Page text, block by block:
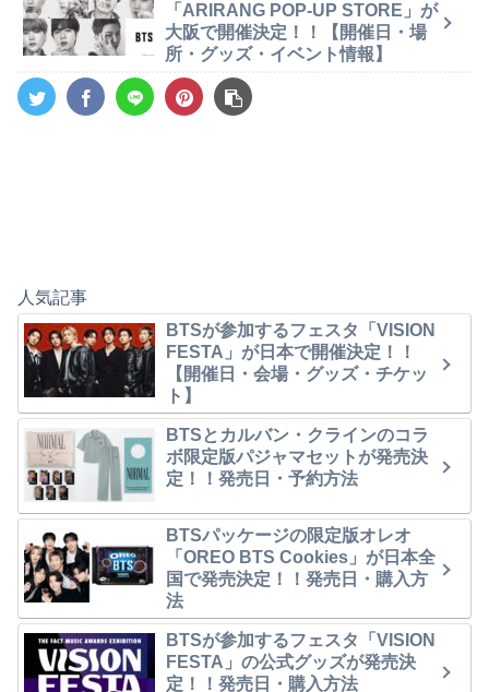
「ARIRANG POP-UP STORE」が
大阪で開催決定！！【開催日・場
所・グッズ・イベント情報】
人気記事
BTSが参加するフェスタ「VISION
FESTA」が日本で開催決定！！
【開催日・会場・グッズ・チケッ
ト】
BTSとカルバン・クラインのコラ
ボ限定版パジャマセットが発売決
定！！発売日・予約方法
BTSパッケージの限定版オレオ
「OREO BTS Cookies」が日本全
国で発売決定！！発売日・購入方
法
BTSが参加するフェスタ「VISION
FESTA」の公式グッズが発売決
定！！発売日・購入方法